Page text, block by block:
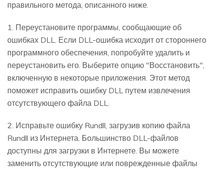
правильного метода, описанного ниже.
1. Переустановите программы, сообщающие об
ошибках DLL. Если DLL-ошибка исходит от стороннего
программного обеспечения, попробуйте удалить и
переустановить его. Выберите опцию "Восстановить",
включенную в некоторые приложения. Этот метод
поможет исправить ошибку DLL путем извлечения
отсутствующего файла DLL.
2. Исправьте ошибку Rundll, загрузив копию файла
Rundll из Интернета. Большинство DLL-файлов
доступны для загрузки в Интернете. Вы можете
заменить отсутствующие или поврежденные файлы